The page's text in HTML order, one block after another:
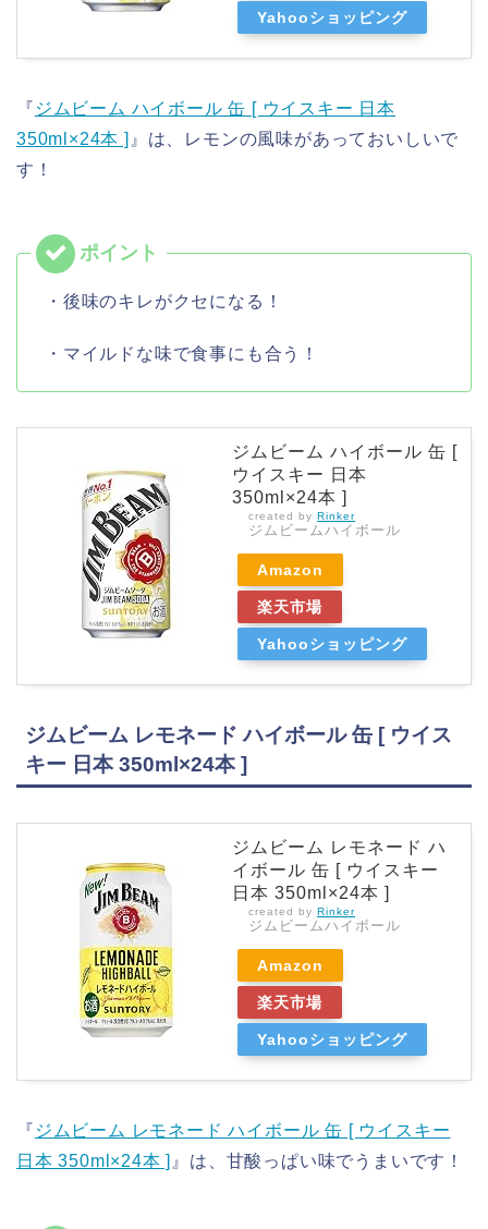
Yahooショッピング
『 ジムビーム ハイボール 缶 [ ウイスキー 日本
350ml×24本 ] 』は、レモンの風味があっておいしいで
す！
・後味のキレがクセになる！
・マイルドな味で食事にも合う！
ジムビーム ハイボール 缶 [
ウイスキー 日本
350ml×24本 ]
created by Rinker
ジムビームハイボール
Amazon
楽天市場
Yahooショッピング
ジムビーム レモネード ハイボール 缶 [ ウイス
キー 日本 350ml×24本 ]
ジムビーム レモネード ハ
イボール 缶 [ ウイスキー
日本 350ml×24本 ]
created by Rinker
ジムビームハイボール
Amazon
楽天市場
Yahooショッピング
『 ジムビーム レモネード ハイボール 缶 [ ウイスキー
日本 350ml×24本 ] 』は、甘酸っぱい味でうまいです！